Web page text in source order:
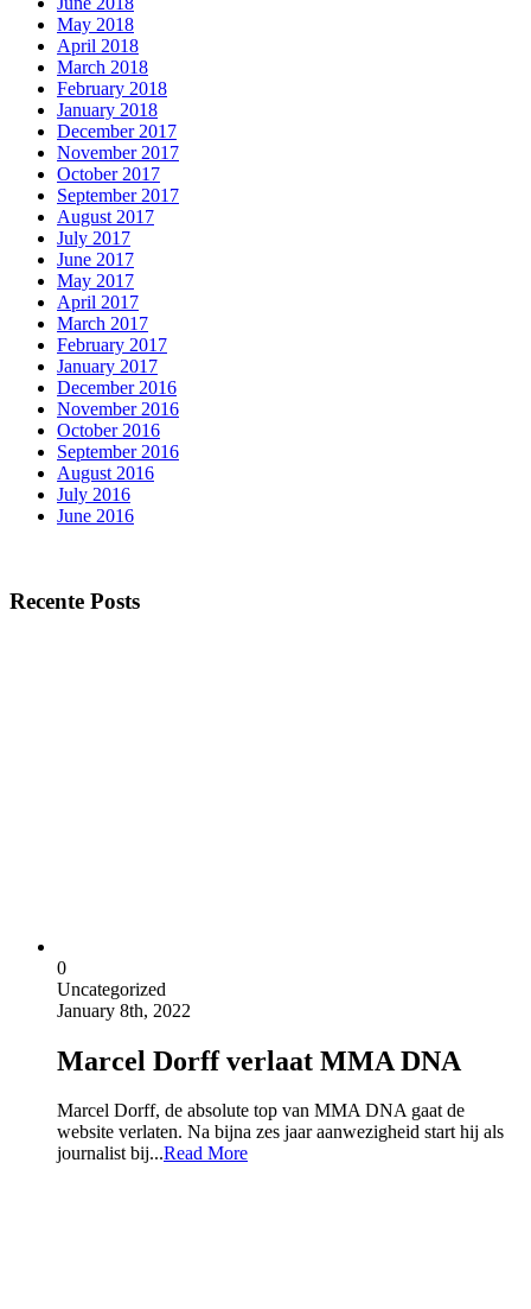
May 2018
April 2018
March 2018
February 2018
January 2018
December 2017
November 2017
October 2017
September 2017
August 2017
July 2017
June 2017
May 2017
April 2017
March 2017
February 2017
January 2017
December 2016
November 2016
October 2016
September 2016
August 2016
July 2016
June 2016
Recente Posts
0
Uncategorized
January 8th, 2022
Marcel Dorff verlaat MMA DNA
Marcel Dorff, de absolute top van MMA DNA gaat de
website verlaten. Na bijna zes jaar aanwezigheid start hij als
journalist bij...Read More